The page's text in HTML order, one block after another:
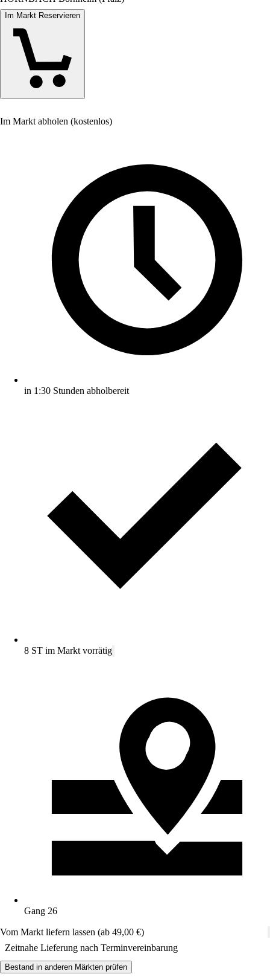
Im Markt Reservieren
Im Markt abholen (kostenlos)
in 1:30 Stunden abholbereit
8 ST im Markt vorrätig
Gang 26
Vom Markt liefern lassen (ab 49,00 €)
Zeitnahe Lieferung nach Terminvereinbarung
Bestand in anderen Märkten prüfen